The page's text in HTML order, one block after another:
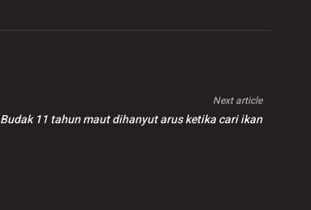
Next article
Budak 11 tahun maut dihanyut arus ketika cari ikan